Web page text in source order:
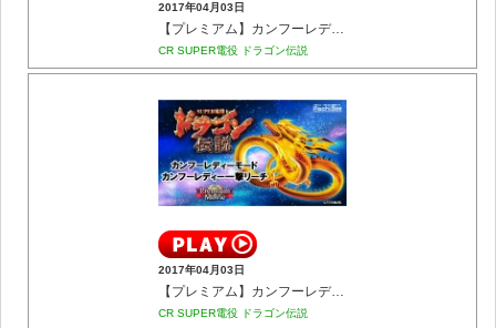
2017年04月03日
【プレミアム】カンフーレディーモード 初代リーチ
CR SUPER電役 ドラゴン伝説
2017年04月03日
【プレミアム】カンフーレディーモード カンフーレディー一撃リーチ
CR SUPER電役 ドラゴン伝説